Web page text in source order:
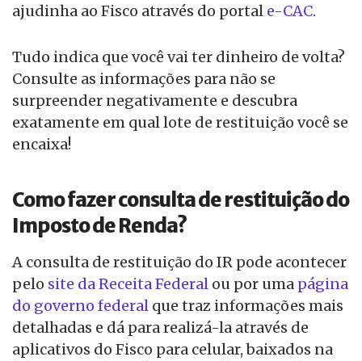
ajudinha ao Fisco através do portal e-CAC.
Tudo indica que você vai ter dinheiro de volta?
Consulte as informações para não se
surpreender negativamente e descubra
exatamente em qual lote de restituição você se
encaixa!
Como fazer consulta de restituição do
Imposto de Renda?
A consulta de restituição do IR pode acontecer
pelo site da Receita Federal ou por uma página
do governo federal que traz informações mais
detalhadas e dá para realizá-la através de
aplicativos do Fisco para celular, baixados na